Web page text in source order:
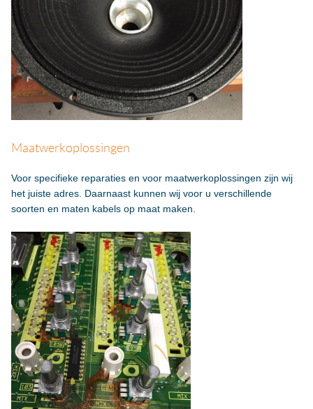
Maatwerkoplossingen
Voor specifieke reparaties en voor maatwerkoplossingen zijn wij
het juiste adres. Daarnaast kunnen wij voor u verschillende
soorten en maten kabels op maat maken.